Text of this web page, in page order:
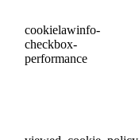
cookielawinfo-
checkbox-
performance